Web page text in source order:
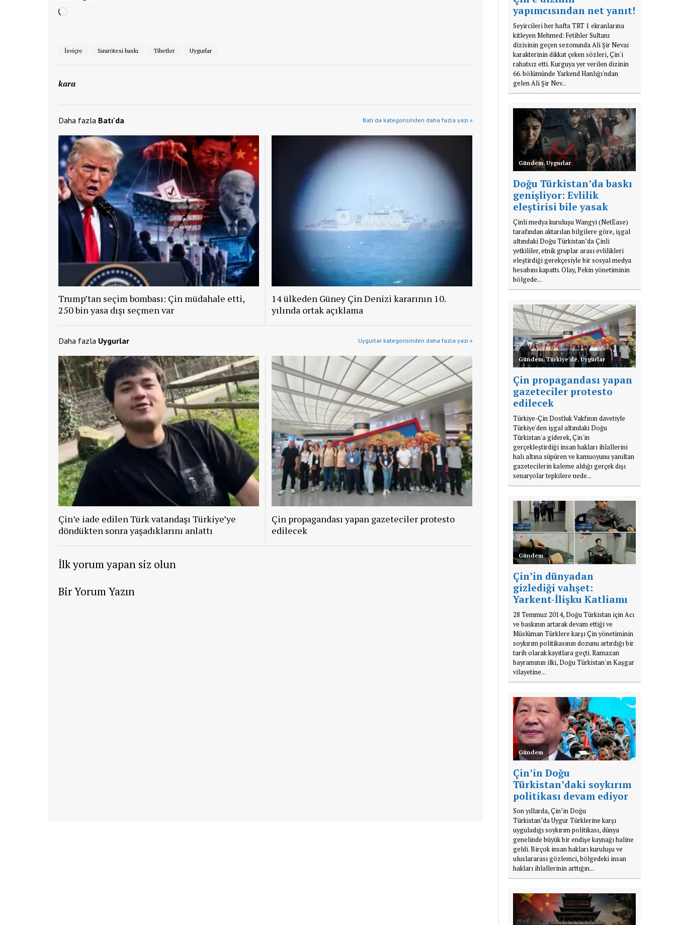
Yükleniyor...
İsviçre Sınırötesi baskı Tibetler Uygurlar
kara
Daha fazla Batı'da Batı'da kategorisinden daha fazla yazı »
Trump’tan seçim bombası: Çin müdahale etti,
250 bin yasa dışı seçmen var
14 ülkeden Güney Çin Denizi kararının 10.
yılında ortak açıklama
Daha fazla Uygurlar Uygurlar kategorisinden daha fazla yazı »
Çin’e iade edilen Türk vatandaşı Türkiye’ye
döndükten sonra yaşadıklarını anlattı
Çin propagandası yapan gazeteciler protesto
edilecek
İlk yorum yapan siz olun
Bir Yorum Yazın
yapımcısından net yanıt!
Seyircileri her hafta TRT 1 ekranlarına
kitleyen Mehmed: Fetihler Sultanı
dizisinin geçen sezonunda Ali Şir Nevai
karakterinin dikkat çeken sözleri, Çin'i
rahatsız etti. Kurguya yer verilen dizinin
66. bölümünde Yarkend Hanlığı'ndan
gelen Ali Şir Nev...
Gündem,Uygurlar
Doğu Türkistan’da baskı
genişliyor: Evlilik
eleştirisi bile yasak
Çinli medya kuruluşu Wangyi (NetEase)
tarafından aktarılan bilgilere göre, işgal
altındaki Doğu Türkistan’da Çinli
yetkililer, etnik gruplar arası evlilikleri
eleştirdiği gerekçesiyle bir sosyal medya
hesabını kapattı. Olay, Pekin yönetiminin
bölgede...
Gündem,Türkiye'de,Uygurlar
Çin propagandası yapan
gazeteciler protesto
edilecek
Türkiye-Çin Dostluk Vakfının davetiyle
Türkiye'den işgal altındaki Doğu
Türkistan'a giderek, Çin'in
gerçekleştirdiği insan hakları ihlallerini
halı altına süpüren ve kamuoyunu yanıltan
gazetecilerin kaleme aldığı gerçek dışı
senaryolar tepkilere nede...
Gündem
Çin’in dünyadan
gizlediği vahşet:
Yarkent-İlişku Katliamı
28 Temmuz 2014, Doğu Türkistan için Acı
ve baskının artarak devam ettiği ve
Müslüman Türklere karşı Çin yönetiminin
soykırım politikasının dozunu artırdığı bir
tarih olarak kayıtlara geçti. Ramazan
bayramının ilki, Doğu Türkistan'ın Kaşgar
vilayetine...
Gündem
Çin’in Doğu
Türkistan’daki soykırım
politikası devam ediyor
Son yıllarda, Çin’in Doğu
Türkistan’da Uygur Türklerine karşı
uyguladığı soykırım politikası, dünya
genelinde büyük bir endişe kaynağı haline
geldi. Birçok insan hakları kuruluşu ve
uluslararası gözlemci, bölgedeki insan
hakları ihlallerinin arttığın...